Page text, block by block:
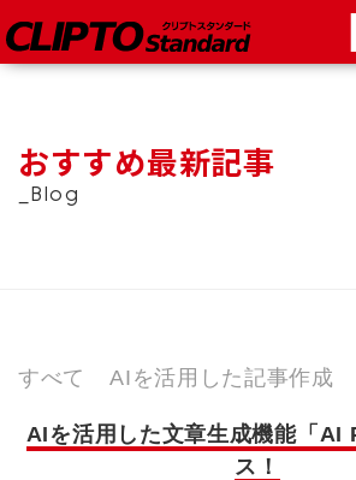
おすすめ最新記事
_Blog
すべて AIを活用した記事作成
AIを活用した文章生成機能「AI
ス！